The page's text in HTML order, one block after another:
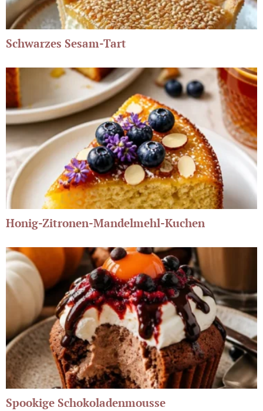
Schwarzes Sesam-Tart
Honig-Zitronen-Mandelmehl-Kuchen
Spookige Schokoladenmousse